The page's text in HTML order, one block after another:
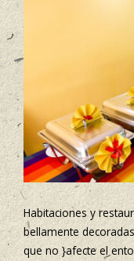
Habitaciones y
bellamente
que no }afecte el